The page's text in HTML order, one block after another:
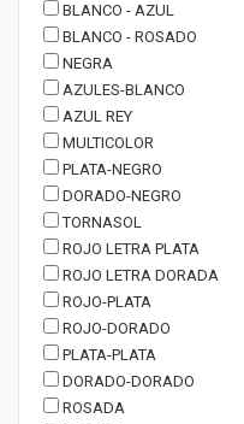
BLANCO - AZUL
BLANCO - ROSADO
NEGRA
AZULES-BLANCO
AZUL REY
MULTICOLOR
PLATA-NEGRO
DORADO-NEGRO
TORNASOL
ROJO LETRA PLATA
ROJO LETRA DORADA
ROJO-PLATA
ROJO-DORADO
PLATA-PLATA
DORADO-DORADO
ROSADA